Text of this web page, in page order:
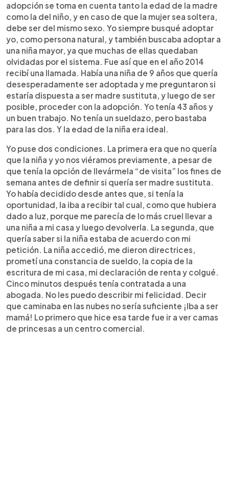
adopción se toma en cuenta tanto la edad de la madre
como la del niño, y en caso de que la mujer sea soltera,
debe ser del mismo sexo. Yo siempre busqué adoptar
yo, como persona natural, y también buscaba adoptar a
una niña mayor, ya que muchas de ellas quedaban
olvidadas por el sistema. Fue así que en el año 2014
recibí una llamada. Había una niña de 9 años que quería
desesperadamente ser adoptada y me preguntaron si
estaría dispuesta a ser madre sustituta, y luego de ser
posible, proceder con la adopción. Yo tenía 43 años y
un buen trabajo. No tenía un sueldazo, pero bastaba
para las dos. Y la edad de la niña era ideal.
Yo puse dos condiciones. La primera era que no quería
que la niña y yo nos viéramos previamente, a pesar de
que tenía la opción de llevármela “de visita” los fines de
semana antes de definir si quería ser madre sustituta.
Yo había decidido desde antes que, si tenía la
oportunidad, la iba a recibir tal cual, como que hubiera
dado a luz, porque me parecía de lo más cruel llevar a
una niña a mi casa y luego devolverla. La segunda, que
quería saber si la niña estaba de acuerdo con mi
petición. La niña accedió, me dieron directrices,
prometí una constancia de sueldo, la copia de la
escritura de mi casa, mi declaración de renta y colgué.
Cinco minutos después tenía contratada a una
abogada. No les puedo describir mi felicidad. Decir
que caminaba en las nubes no sería suficiente ¡Iba a ser
mamá! Lo primero que hice esa tarde fue ir a ver camas
de princesas a un centro comercial.